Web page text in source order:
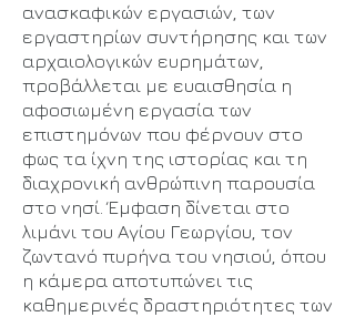
ανασκαφικών εργασιών, των
εργαστηρίων συντήρησης και των
αρχαιολογικών ευρημάτων,
προβάλλεται με ευαισθησία η
αφοσιωμένη εργασία των
επιστημόνων που φέρνουν στο
φως τα ίχνη της ιστορίας και τη
διαχρονική ανθρώπινη παρουσία
στο νησί. Έμφαση δίνεται στο
λιμάνι του Αγίου Γεωργίου, τον
ζωντανό πυρήνα του νησιού, όπου
η κάμερα αποτυπώνει τις
καθημερινές δραστηριότητες των